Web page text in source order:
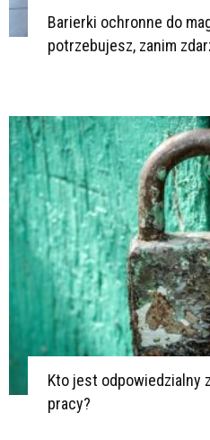
Barierki ochronne do
potrzebujesz, zanim
Kto jest odpowiedzialny
pracy?